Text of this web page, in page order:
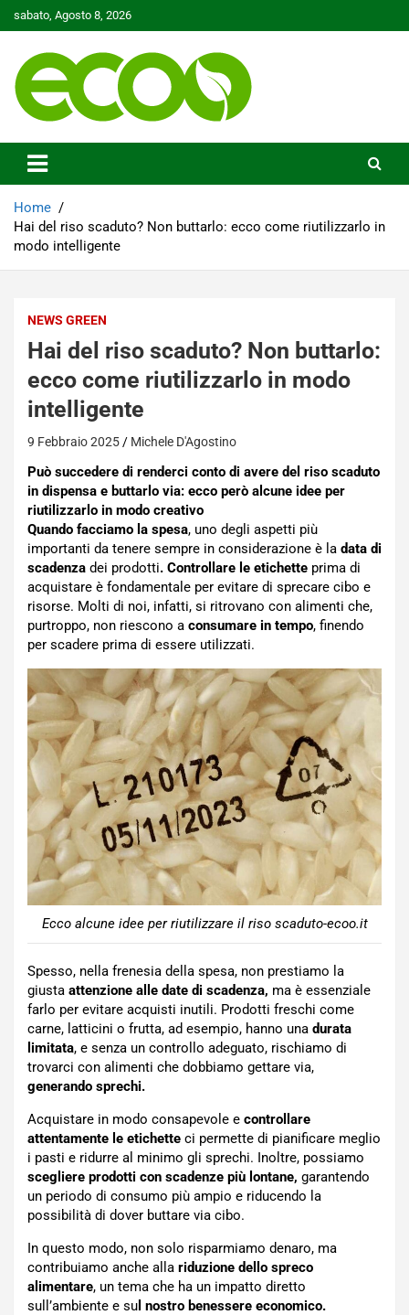
to
sabato, Agosto 8, 2026
Ecoo.it
Home
Hai del riso scaduto? Non buttarlo: ecco come riutilizzarlo in
modo intelligente
NEWS GREEN
Hai del riso scaduto? Non buttarlo:
ecco come riutilizzarlo in modo
intelligente
9 Febbraio 2025 Michele D'Agostino
Può succedere di renderci conto di avere del riso scaduto
in dispensa e buttarlo via: ecco però alcune idee per
riutilizzarlo in modo creativo
Quando facciamo la spesa, uno degli aspetti più
importanti da tenere sempre in considerazione è la data di
scadenza dei prodotti. Controllare le etichette prima di
acquistare è fondamentale per evitare di sprecare cibo e
risorse. Molti di noi, infatti, si ritrovano con alimenti che,
purtroppo, non riescono a consumare in tempo, finendo
per scadere prima di essere utilizzati.
Ecco alcune idee per riutilizzare il riso scaduto-ecoo.it
Spesso, nella frenesia della spesa, non prestiamo la
giusta attenzione alle date di scadenza, ma è essenziale
farlo per evitare acquisti inutili. Prodotti freschi come
carne, latticini o frutta, ad esempio, hanno una durata
limitata, e senza un controllo adeguato, rischiamo di
trovarci con alimenti che dobbiamo gettare via,
generando sprechi.
Acquistare in modo consapevole e controllare
attentamente le etichette ci permette di pianificare meglio
i pasti e ridurre al minimo gli sprechi. Inoltre, possiamo
scegliere prodotti con scadenze più lontane, garantendo
un periodo di consumo più ampio e riducendo la
possibilità di dover buttare via cibo.
In questo modo, non solo risparmiamo denaro, ma
contribuiamo anche alla riduzione dello spreco
alimentare, un tema che ha un impatto diretto
sull’ambiente e su l nostro benessere economico.